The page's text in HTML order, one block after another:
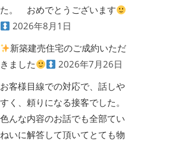
た。 おめでとうございます
2026年8月1日
新築建売住宅のご成約いただ
きました
2026年7月26日
お客様目線での対応で、話しや
すく、頼りになる接客でした。
色んな内容のお話でも全部てい
ねいに解答して頂いてとても物